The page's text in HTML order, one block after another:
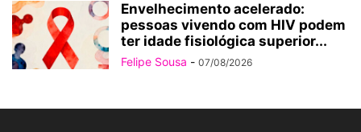
Envelhecimento acelerado:
pessoas vivendo com HIV podem
ter idade fisiológica superior...
Felipe Sousa - 07/08/2026